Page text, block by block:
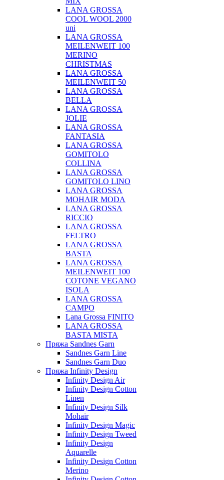
LANA GROSSA
COOL WOOL 2000
uni
LANA GROSSA
MEILENWEIT 100
MERINO
CHRISTMAS
LANA GROSSA
MEILENWEIT 50
LANA GROSSA
BELLA
LANA GROSSA
JOLIE
LANA GROSSA
FANTASIA
LANA GROSSA
GOMITOLO
COLLINA
LANA GROSSA
GOMITOLO LINO
LANA GROSSA
MOHAIR MODA
LANA GROSSA
RICCIO
LANA GROSSA
FELTRO
LANA GROSSA
BASTA
LANA GROSSA
MEILENWEIT 100
COTONE VEGANO
ISOLA
LANA GROSSA
CAMPO
Lana Grossa FINITO
LANA GROSSA
BASTA MISTA
Пряжа Sandnes Garn
Sandnes Garn Line
Sandnes Garn Duo
Пряжа Infinity Design
Infinity Design Air
Infinity Design Cotton
Linen
Infinity Design Silk
Mohair
Infinity Design Magic
Infinity Design Tweed
Infinity Design
Aquarelle
Infinity Design Cotton
Merino